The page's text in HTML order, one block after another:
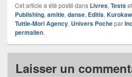
Cet article a été posté dans Livres, Tests
Publishing, amitie, danse, Editis,
Tuttle-Mori Agency, Univers Pochepar
permalien.
Laisser un